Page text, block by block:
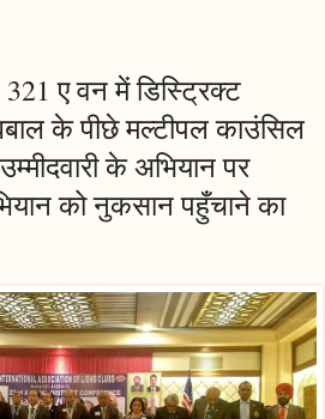
ए वन में डिस्ट्रिक्ट
के पीछे मल्टीपल काउंसिल
के अभियान पर
को नुकसान पहुँचाने का